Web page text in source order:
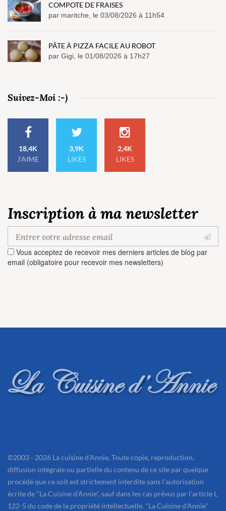
COMPOTE DE FRAISES
par maritche, le 03/08/2026 à 11h54
PÂTE À PIZZA FACILE AU ROBOT
par Gigi, le 01/08/2026 à 17h27
Suivez-Moi :-)
18,4K
J'AIME
3,9K
LIKES
2,4K
LIKES
Inscription à ma newsletter
Vous acceptez de recevoir mes derniers articles de blog par
email (obligatoire pour recevoir mes newsletters)
©2003 - 2026 La cuisine d'Annie. Toute copie, reproduction,
diffusion intégrale ou partielle du contenu de ce site par quelque
procédé que ce soit est strictement interdite sans l'autorisation
écrite de "La Cuisine d'Annie", sauf dans les cas prévus par l'article L
122-5 du code de la propriété intellectuelle. "La Cuisine d'Annie"